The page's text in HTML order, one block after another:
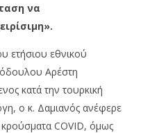
να
ετήσιου εθνικού
Αρέστη
κατά την τουρκική
ο κ. Δαμιανός ανέφερε
COVID, όμως